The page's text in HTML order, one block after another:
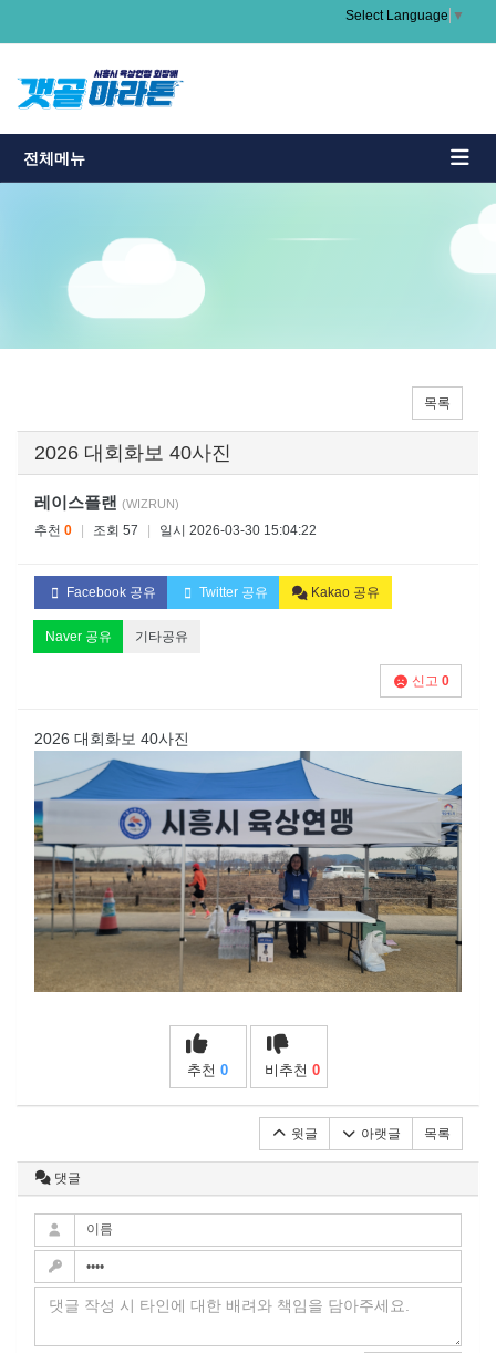
Select Language ▼
전체메뉴
목록
2026 대회화보 40사진
레이스플랜 (WIZRUN)
추천 0 조회 57 일시 2026-03-30 15:04:22
Facebook 공유 Twitter 공유 Kakao 공유
Naver 공유 기타공유
신고 0
2026 대회화보 40사진
추천 0 비추천 0
윗글 아랫글 목록
댓글